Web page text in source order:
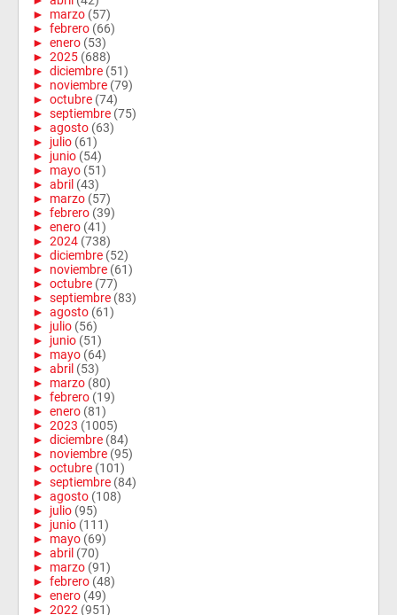
► marzo (57)
► febrero (66)
► enero (53)
► 2025 (688)
► diciembre (51)
► noviembre (79)
► octubre (74)
► septiembre (75)
► agosto (63)
► julio (61)
► junio (54)
► mayo (51)
► abril (43)
► marzo (57)
► febrero (39)
► enero (41)
► 2024 (738)
► diciembre (52)
► noviembre (61)
► octubre (77)
► septiembre (83)
► agosto (61)
► julio (56)
► junio (51)
► mayo (64)
► abril (53)
► marzo (80)
► febrero (19)
► enero (81)
► 2023 (1005)
► diciembre (84)
► noviembre (95)
► octubre (101)
► septiembre (84)
► agosto (108)
► julio (95)
► junio (111)
► mayo (69)
► abril (70)
► marzo (91)
► febrero (48)
► enero (49)
► 2022 (951)